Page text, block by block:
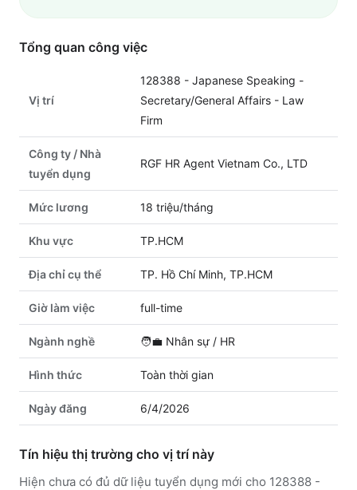
Tổng quan công việc
Vị trí
128388 - Japanese Speaking -
Secretary/General Affairs - Law
Firm
Công ty / Nhà
tuyển dụng
RGF HR Agent Vietnam Co., LTD
Mức lương 18 triệu/tháng
Khu vực TP.HCM
Địa chỉ cụ thể TP. Hồ Chí Minh, TP.HCM
Giờ làm việc full-time
Ngành nghề 🧑‍💼 Nhân sự / HR
Hình thức Toàn thời gian
Ngày đăng 6/4/2026
Tín hiệu thị trường cho vị trí này
Hiện chưa có đủ dữ liệu tuyển dụng mới cho 128388 -